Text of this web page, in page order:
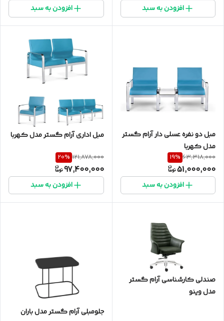
افزودن به سبد افزودن به سبد
مبل دو نفره عسلی دار آرام گستر
مدل کهربا
63,318,000
19%
51,000,000
افزودن به سبد
مبل اداری آرام گستر مدل کهربا
121,878,000
20%
97,400,000
افزودن به سبد
صندلی کارشناسی آرام گستر
مدل وینو
جلومبلی آرام گستر مدل باران